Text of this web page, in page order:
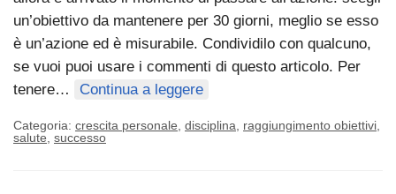
un’obiettivo da mantenere per 30 giorni, meglio se esso
è un’azione ed è misurabile. Condividilo con qualcuno,
se vuoi puoi usare i commenti di questo articolo. Per
tenere…
Continua a leggere
Categoria: crescita personale disciplina raggiungimento obiettivi
salute successo